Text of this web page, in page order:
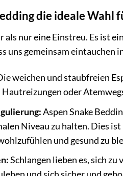
die ideale Wahl
als nur eine Einstreu. Es ist
uns gemeinsam eintauchen
weichen und staubfreien
oder
Aspen Snake
Niveau zu halten. Dies
und gesund zu
Schlangen lieben es, sich zu